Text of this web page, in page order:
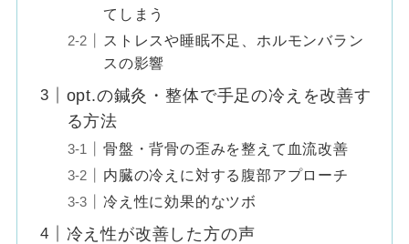
てしまう
ストレスや睡眠不足、ホルモンバラン
スの影響
opt.の鍼灸・整体で手足の冷えを改善す
る方法
骨盤・背骨の歪みを整えて血流改善
内臓の冷えに対する腹部アプローチ
冷え性に効果的なツボ
冷え性が改善した方の声